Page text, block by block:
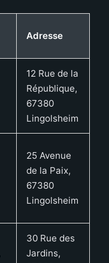
Adresse
12 Rue de la
République,
67380
Lingolsheim
25 Avenue
de la Paix,
67380
Lingolsheim
30 Rue des
Jardins,